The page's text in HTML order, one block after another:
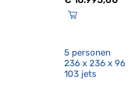
5 personen
236 x 236 x 96
103 jets